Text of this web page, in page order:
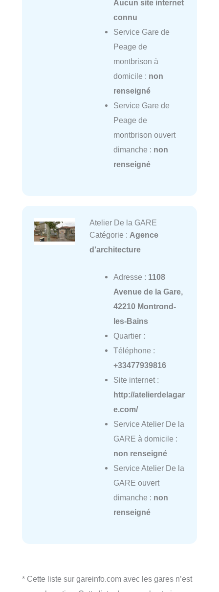
Aucun site internet
connu
Service Gare de
Peage de
montbrison à
domicile : non
renseigné
Service Gare de
Peage de
montbrison ouvert
dimanche : non
renseigné
Atelier De la GARE
Catégorie : Agence
d'architecture
Adresse : 1108
Avenue de la Gare,
42210 Montrond-
les-Bains
Quartier :
Téléphone :
+33477939816
Site internet :
http://atelierdelagar
e.com/
Service Atelier De la
GARE à domicile :
non renseigné
Service Atelier De la
GARE ouvert
dimanche : non
renseigné
* Cette liste sur gareinfo.com avec les gares n’est